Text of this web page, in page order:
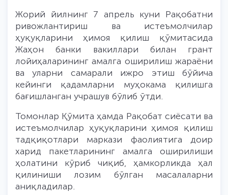
Жорий йилнинг 7 апрель куни Рақобатни
ривожлантириш ва истеъмолчилар
ҳуқуқларини ҳимоя қилиш қўмитасида
Жаҳон банки вакиллари билан грант
лойиҳаларининг амалга оширилиш жараёни
ва уларни самарали ижро этиш бўйича
кейинги қадамларни муҳокама қилишга
бағишланган учрашув бўлиб ўтди.
Томонлар Қўмита ҳамда Рақобат сиёсати ва
истеъмолчилар ҳуқуқларини ҳимоя қилиш
тадқиқотлари маркази фаолиятига доир
харид пакетларининг амалга оширилиши
ҳолатини кўриб чиқиб, ҳамкорликда ҳал
қилиниши лозим бўлган масалаларни
аниқладилар.